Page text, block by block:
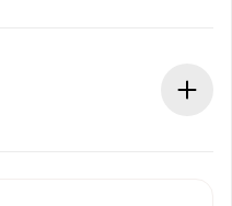
ningún cargo y te